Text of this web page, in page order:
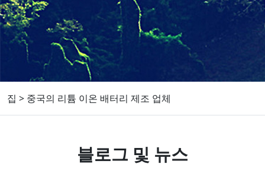
집 > 중국의 리튬 이온 배터리 제조 업체
블로그 및 뉴스